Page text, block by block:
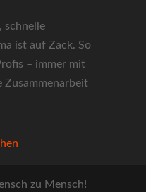
schnelle
ist auf Zack. So
– immer mit
Zusammenarbeit
zu Mensch!